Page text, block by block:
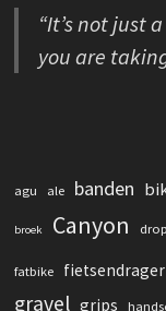
“It’s not just
you are
agu ale banden
broek Canyon
fatbike fietsendrager
gravel grips